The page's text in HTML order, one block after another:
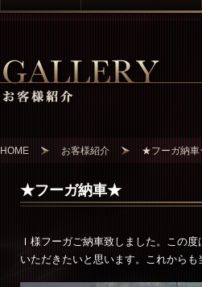
HOME お客様紹介 ★フーガ納
★フーガ納車★
Ｉ様フーガご納車致しました。この
いただきたいと思います。これから